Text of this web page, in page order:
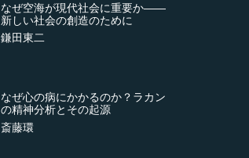
なぜ空海が現代社会に重要か――
新しい社会の創造のために
鎌田東二
なぜ心の病にかかるのか？ラカン
の精神分析とその起源
斎藤環